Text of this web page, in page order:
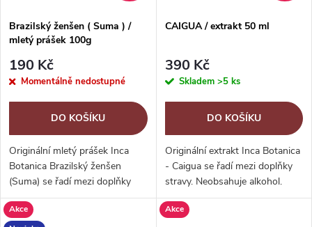
Brazilský ženšen ( Suma ) /
mletý prášek 100g
190 Kč
Momentálně nedostupné
DO KOŠÍKU
Originální mletý prášek Inca
Botanica Brazilský ženšen
(Suma) se řadí mezi doplňky
stravy. Brazilský ženšen se řadí
do skupiny nepravých ženšenů
CAIGUA / extrakt 50 ml
390 Kč
Skladem >5 ks
DO KOŠÍKU
Originální extrakt Inca Botanica
- Caigua se řadí mezi doplňky
stravy. Neobsahuje alkohol.
Caigua, známá také jako
Ačokča, se pěstuje v Jižní
Akce
Akce